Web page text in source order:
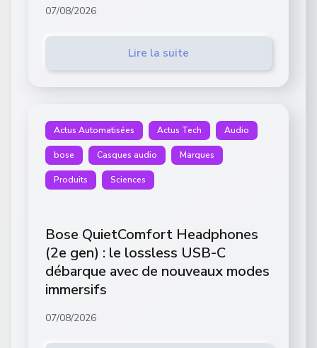
07/08/2026
Lire la suite
Actus Automatisées Actus Tech Audio
bose Casques audio Marques
Produits Sciences
Bose QuietComfort Headphones
(2e gen) : le lossless USB-C
débarque avec de nouveaux modes
immersifs
07/08/2026